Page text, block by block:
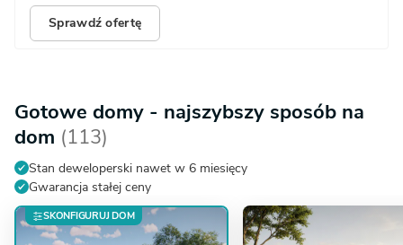
Sprawdź ofertę
Gotowe domy - najszybszy sposób na
dom (113)
Stan deweloperski nawet w 6 miesięcy
Gwarancja stałej ceny
SKONFIGURUJ DOM